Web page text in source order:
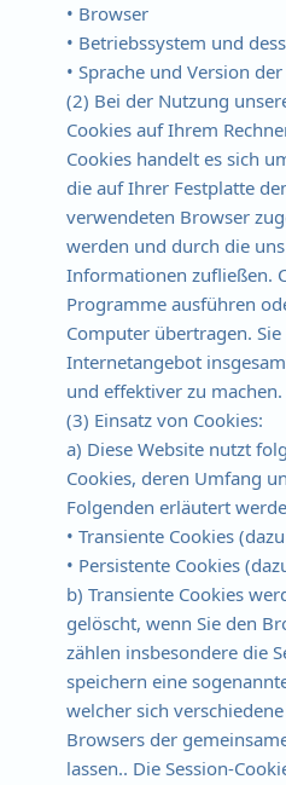
• Browser
• Betriebssystem und
• Sprache und Version
(2) Bei der Nutzung
Cookies auf Ihrem
Cookies handelt es sich
die auf Ihrer Festplatte
verwendeten Browser
werden und durch die
Informationen zufließen.
Programme ausführen
Computer übertragen.
Internetangebot
und effektiver zu machen.
(3) Einsatz von Cookies:
a) Diese Website nutzt
Cookies, deren Umfang
Folgenden erläutert
• Transiente Cookies
• Persistente Cookies
b) Transiente Cookies
gelöscht, wenn Sie den
zählen insbesondere die
speichern eine
welcher sich
Browsers der
lassen.. Die Session-